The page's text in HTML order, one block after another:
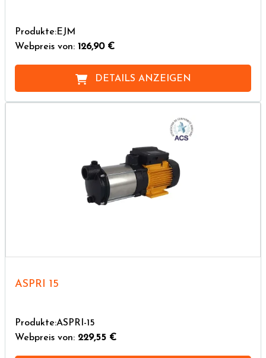
Produkte:EJM
Webpreis von: 126,90 €
DETAILS ANZEIGEN
ASPRI 15
Produkte:ASPRI-15
Webpreis von: 229,55 €